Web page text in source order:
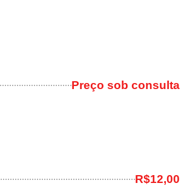
Preço sob consulta
R$12,00